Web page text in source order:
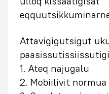
Attavigigutsigut
1. Ateq najugalu
2. Mobiilivit